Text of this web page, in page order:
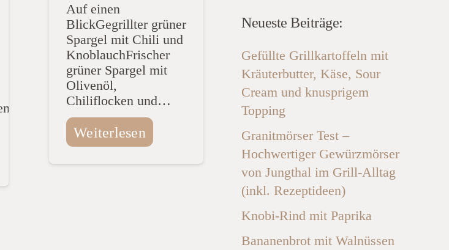
Auf einen
BlickGegrillter grüner
Spargel mit Chili und
KnoblauchFrischer
grüner Spargel mit
Olivenöl,
Chiliflocken und…
Weiterlesen
Neueste Beiträge:
Gefüllte Grillkartoffeln mit
Kräuterbutter, Käse, Sour
Cream und knusprigem
Topping
Granitmörser Test –
Hochwertiger Gewürzmörser
von Jungthal im Grill-Alltag
(inkl. Rezeptideen)
Knobi-Rind mit Paprika
Bananenbrot mit Walnüssen